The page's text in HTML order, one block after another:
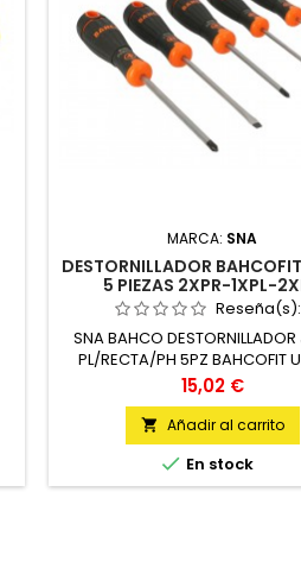
MARCA: SNA
DESTORNILLADOR
5 PIEZAS 2XPR-1XPL-
Reseña(s):
SNA BAHCO
PL/RECTA/PH 5PZ BAHCOFIT
Precio
15,02 €
 Añadir al carrito
 En stock